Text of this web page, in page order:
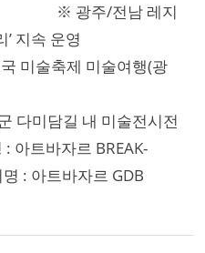
영 ※ 광주/전남 레지
’ 지속 운영
미술축제 미술여행(광
다미담길 내 미술전시전
바자르 BREAK-
아트바자르 GDB